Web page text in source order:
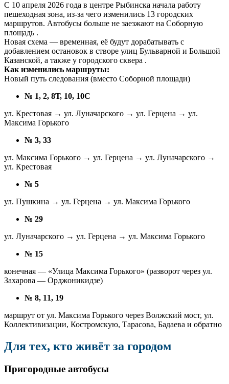
С 10 апреля 2026 года в центре Рыбинска начала работу
пешеходная зона, из-за чего изменились 13 городских
маршрутов. Автобусы больше не заезжают на Соборную
площадь .
Новая схема — временная, её будут дорабатывать с
добавлением остановок в створе улиц Бульварной и Большой
Казанской, а также у городского сквера .
Как изменились маршруты:
Новый путь следования (вместо Соборной площади)
№ 1, 2, 8Т, 10, 10С
ул. Крестовая → ул. Луначарского → ул. Герцена → ул.
Максима Горького
№ 3, 33
ул. Максима Горького → ул. Герцена → ул. Луначарского →
ул. Крестовая
№ 5
ул. Пушкина → ул. Герцена → ул. Максима Горького
№ 29
ул. Луначарского → ул. Герцена → ул. Максима Горького
№ 15
конечная — «Улица Максима Горького» (разворот через ул.
Захарова — Орджоникидзе)
№ 8, 11, 19
маршрут от ул. Максима Горького через Волжский мост, ул.
Коллективизации, Костромскую, Тарасова, Бадаева и обратно
Для тех, кто живёт за городом
Пригородные автобусы